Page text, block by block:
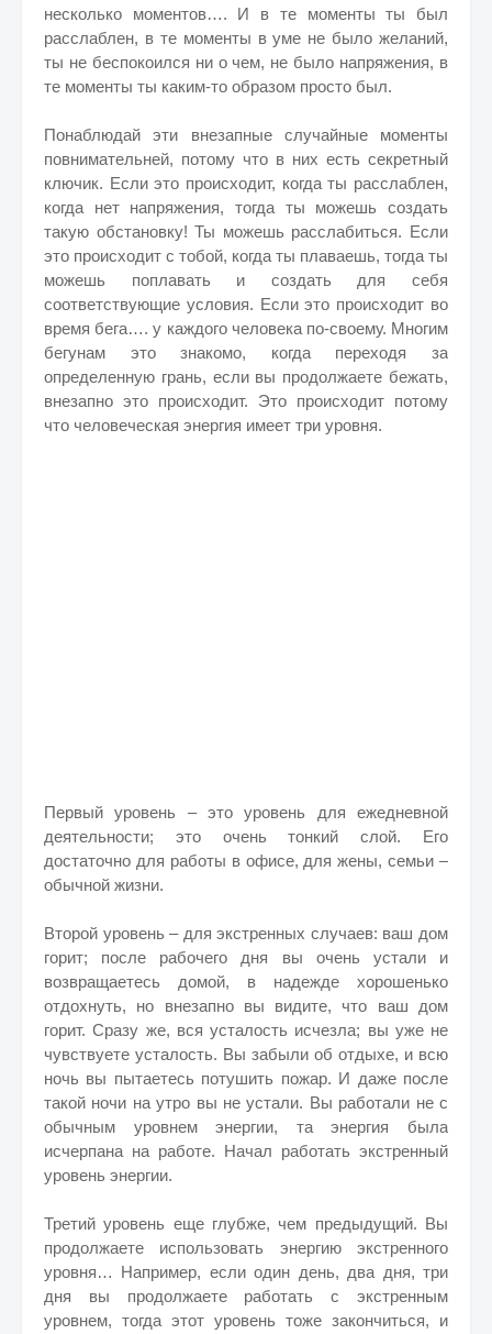
несколько моментов…. И в те моменты ты был
расслаблен, в те моменты в уме не было желаний,
ты не беспокоился ни о чем, не было напряжения, в
те моменты ты каким-то образом просто был.
Понаблюдай эти внезапные случайные моменты
повнимательней, потому что в них есть секретный
ключик. Если это происходит, когда ты расслаблен,
когда нет напряжения, тогда ты можешь создать
такую обстановку! Ты можешь расслабиться. Если
это происходит с тобой, когда ты плаваешь, тогда ты
можешь поплавать и создать для себя
соответствующие условия. Если это происходит во
время бега…. у каждого человека по-своему. Многим
бегунам это знакомо, когда переходя за
определенную грань, если вы продолжаете бежать,
внезапно это происходит. Это происходит потому
что человеческая энергия имеет три уровня.
Первый уровень – это уровень для ежедневной
деятельности; это очень тонкий слой. Его
достаточно для работы в офисе, для жены, семьи –
обычной жизни.
Второй уровень – для экстренных случаев: ваш дом
горит; после рабочего дня вы очень устали и
возвращаетесь домой, в надежде хорошенько
отдохнуть, но внезапно вы видите, что ваш дом
горит. Сразу же, вся усталость исчезла; вы уже не
чувствуете усталость. Вы забыли об отдыхе, и всю
ночь вы пытаетесь потушить пожар. И даже после
такой ночи на утро вы не устали. Вы работали не с
обычным уровнем энергии, та энергия была
исчерпана на работе. Начал работать экстренный
уровень энергии.
Третий уровень еще глубже, чем предыдущий. Вы
продолжаете использовать энергию экстренного
уровня… Например, если один день, два дня, три
дня вы продолжаете работать с экстренным
уровнем, тогда этот уровень тоже закончиться, и